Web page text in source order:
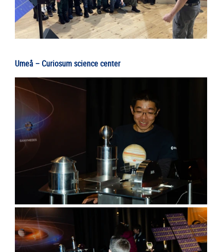
Umeå – Curiosum science center